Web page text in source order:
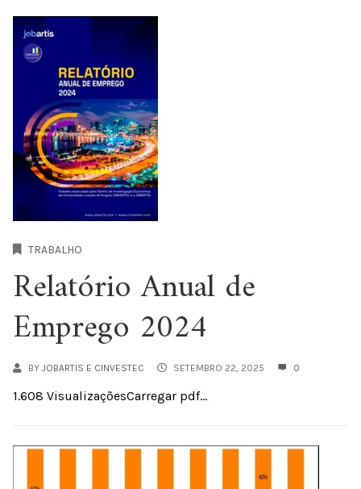
TRABALHO
Relatório Anual de
Emprego 2024
BY JOBARTIS E CINVESTEC SETEMBRO 22, 2025 0
1.608 VisualizaçõesCarregar pdf...